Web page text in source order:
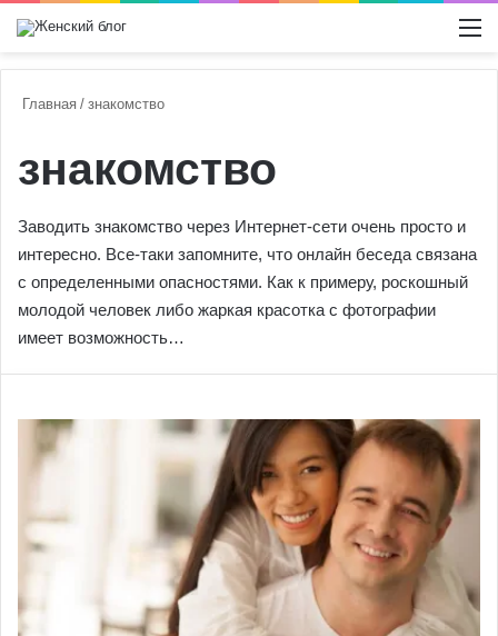
Главная / знакомство
знакомство
Заводить знакомство через Интернет-сети очень просто и
интересно. Все-таки запомните, что онлайн беседа связана
с определенными опасностями. Как к примеру, роскошный
молодой человек либо жаркая красотка с фотографии
имеет возможность…